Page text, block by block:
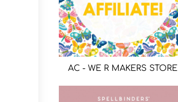
AC - WE R MAKERS STORE